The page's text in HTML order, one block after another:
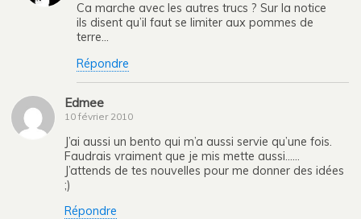
Ca marche avec les autres trucs ? Sur la notice
ils disent qu’il faut se limiter aux pommes de
terre…
Répondre
Edmee
10 février 2010
J’ai aussi un bento qui m’a aussi servie qu’une fois.
Faudrais vraiment que je mis mette aussi……
J’attends de tes nouvelles pour me donner des idées
;)
Répondre